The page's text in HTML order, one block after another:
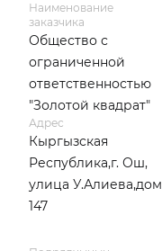
Наименование
заказчика
Общество с
ограниченной
ответственностью
"Золотой квадрат"
Адрес
Кыргызская
Республика,г. Ош,
улица У.Алиева,дом
147